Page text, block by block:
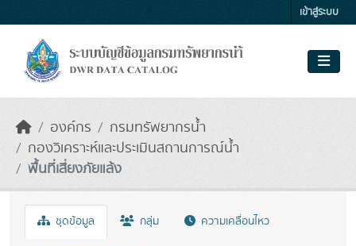
เข้าสู่ระบบ
องค์กร
กรมทรัพยากรน้ำ
กองวิเคราะห์และประเมินสถานการณ์น้ำ
พื้นที่เสี่ยงภัยแล้ง
ชุดข้อมูล กลุ่ม ความเคลื่อนไหว